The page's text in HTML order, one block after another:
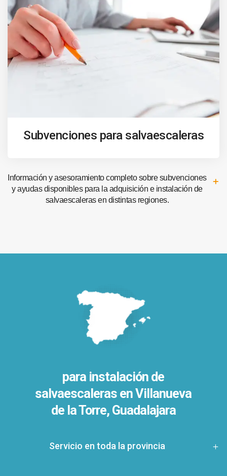
Subvenciones para salvaescaleras
Información y asesoramiento completo sobre subvenciones
y ayudas disponibles para la adquisición e instalación de
salvaescaleras en distintas regiones.
para instalación de
salvaescaleras enVillanueva
de la Torre, Guadalajara
Servicio en toda la provincia